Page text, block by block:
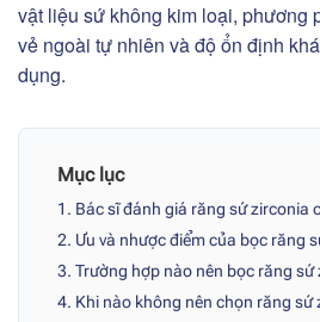
vật liệu sứ không kim loại, phương
vẻ ngoài tự nhiên và độ ổn định
dụng.
Mục lục
1. Bác sĩ đánh giá răng sứ zirconia
2. Ưu và nhược điểm của bọc răng
3. Trường hợp nào nên bọc răng sứ
4. Khi nào không nên chọn răng sứ